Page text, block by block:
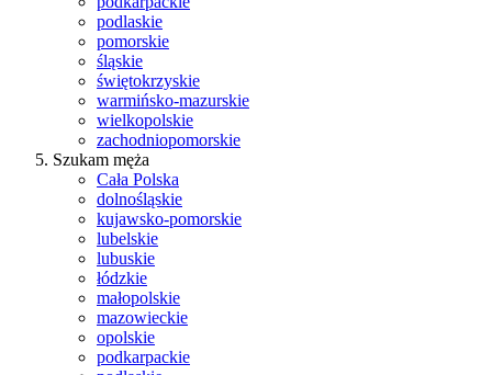
podlaskie
pomorskie
śląskie
świętokrzyskie
warmińsko-mazurskie
wielkopolskie
zachodniopomorskie
Szukam męża
Cała Polska
dolnośląskie
kujawsko-pomorskie
lubelskie
lubuskie
łódzkie
małopolskie
mazowieckie
opolskie
podkarpackie